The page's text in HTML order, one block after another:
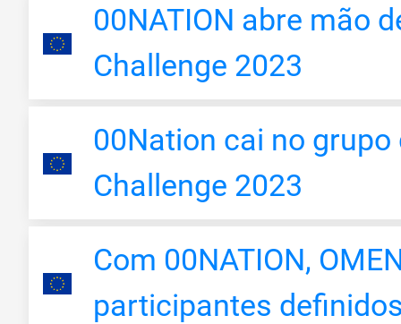
00NATION abre mão
Challenge 2023
00Nation cai no grupo
Challenge 2023
Com 00NATION,
participantes